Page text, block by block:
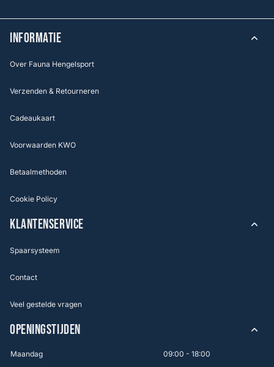
INFORMATIE
Over Fauna Hengelsport
Verzenden & Retourneren
Cadeaukaart
Voorwaarden KWO
Betaalmethoden
Cookie Policy
KLANTENSERVICE
Spaarsysteem
Contact
Veel gestelde vragen
OPENINGSTIJDEN
Maandag
09:00 - 18:00